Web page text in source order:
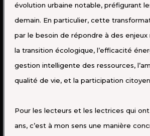
évolution urbaine notable, préfigurant
demain. En particulier, cette
par le besoin de répondre à des enjeux
la transition écologique, l’efficacité
gestion intelligente des ressources,
qualité de vie, et la participation
Pour les lecteurs et les lectrices qui
ans, c’est à mon sens une manière